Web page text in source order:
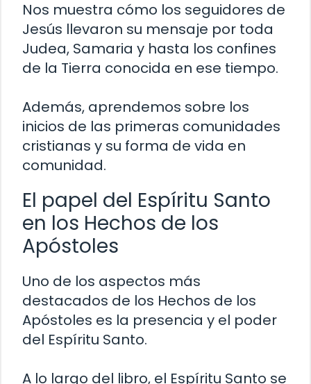
Nos muestra cómo los seguidores de
Jesús llevaron su mensaje por toda
Judea, Samaria y hasta los confines
de la Tierra conocida en ese tiempo.
Además, aprendemos sobre los
inicios de las primeras comunidades
cristianas y su forma de vida en
comunidad.
El papel del Espíritu Santo
en los Hechos de los
Apóstoles
Uno de los aspectos más
destacados de los Hechos de los
Apóstoles es la presencia y el poder
del Espíritu Santo.
A lo largo del libro, el Espíritu Santo se